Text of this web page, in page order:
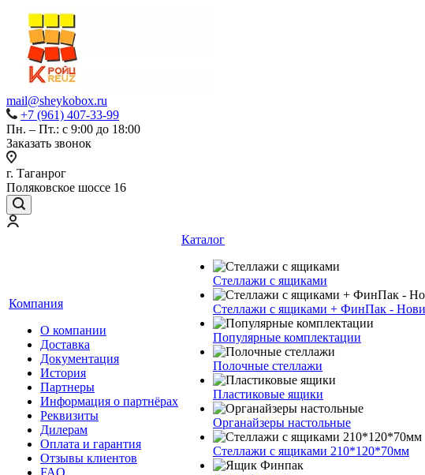
mail@sheykobox.ru
+7 (961) 407-33-99
Пн. – Пт.: с 9:00 до 18:00
Заказать звонок
г. Таганрог
Поляковское шоссе 16
Компания
О компании
Доставка
Документация
История
Партнеры
Информация о партнёрах
Реквизиты
Дилерам
Оплата и гарантия
Отзывы клиентов
FAQ
Каталог
Стеллажи с ящиками
Стеллажи с ящиками + ФинПак -
Популярные комплектации
Полочные стеллажи
Пластиковые ящики
Органайзеры настольные
Стеллажи с ящиками 210*120*70мм